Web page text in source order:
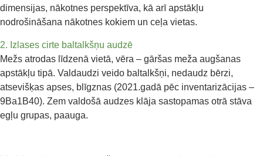
dimensijas, nākotnes perspektīva, kā arī apstākļu
nodrošināšana nākotnes kokiem un ceļa vietas.
2. Izlases cirte baltalkšņu audzē
Mežs atrodas līdzenā vietā, vēra – gāršas meža augšanas
apstākļu tipā. Valdaudzi veido baltalkšņi, nedaudz bērzi,
atsevišķas apses, blīgznas (2021.gadā pēc inventarizācijas –
9Ba1B40). Zem valdošā audzes klāja sastopamas otrā stāva
egļu grupas, paauga.